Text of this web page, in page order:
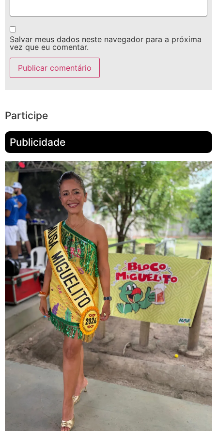
Salvar meus dados neste navegador para a próxima
vez que eu comentar.
Participe
Publicidade